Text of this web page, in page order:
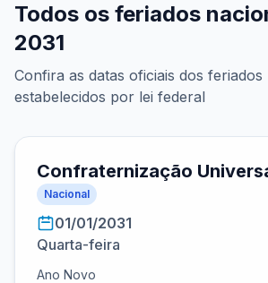
Todos os feriados
2031
Confira as datas oficiais dos feriados
estabelecidos por lei federal
Confraternização
Nacional
01/01/2031
Quarta-feira
Ano Novo